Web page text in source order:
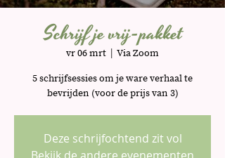
Schrijf je vrij-pakket
vr 06 mrt
Via Zoom
5 schrijfsessies om je ware verhaal te
bevrijden (voor de prijs van 3)
Deze schrijfochtend zit vol